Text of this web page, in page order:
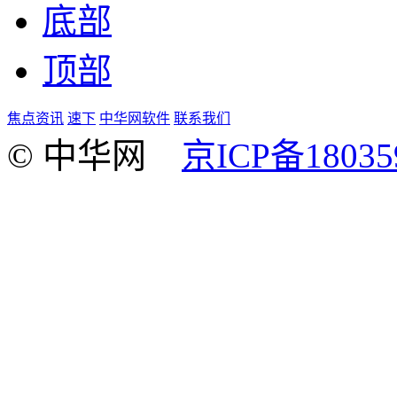
底部
顶部
焦点资讯 速下 中华网软件 联系我们
© 中华网 京ICP备